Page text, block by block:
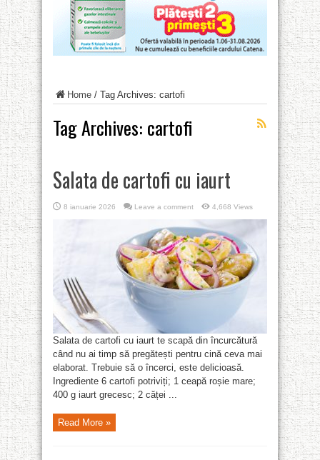
Home / Tag Archives: cartofi
Tag Archives: cartofi
Salata de cartofi cu iaurt
8 ianuarie 2026 Leave a comment 4,668 Views
Salata de cartofi cu iaurt te scapă din încurcătură
când nu ai timp să pregătești pentru cină ceva mai
elaborat. Trebuie să o încerci, este delicioasă.
Ingrediente 6 cartofi potriviți; 1 ceapă roșie mare;
400 g iaurt grecesc; 2 căței ...
Read More »